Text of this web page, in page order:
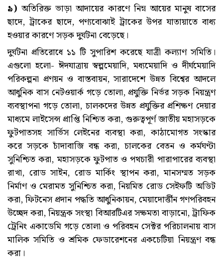
৯) অতিরিক্ত ভাড়া আদায়ের কারণে নিম্ন আয়ের মানুষ বাসের
ছাদে, ট্রাকের ছাদে, পণ্যবোঝাই ট্রাকের উপর যাতায়াতে বাধ্য
হওয়ার কারণে সড়ক দুর্ঘটনা বেড়েছে।
দুর্ঘটনা প্রতিরোধে ১১ টি সুপারিশ করেছে যাত্রী কল্যাণ সমিতি।
এগুলো হলো- ঈদযাত্রায় স্বল্পমেয়াদি, মধ্যমেয়াদি ও দীর্ঘমেয়াদি
পরিকল্পনা প্রণয়ন ও বাস্তবায়ন, সারাদেশে উন্নত বিশ্বের আদলে
আধুনিক বাস নেটওয়ার্ক গড়ে তোলা, প্রযুক্তি নির্ভর সড়ক নিয়ন্ত্রণ
ব্যবস্থাপনা গড়ে তোলা, চালকদের উন্নত প্রযুক্তির প্রশিক্ষণ দেয়ার
মাধ্যমে লাইসেন্স প্রাপ্তি নিশ্চিত করা, গুরুত্বপূর্ণ জাতীয় মহাসড়কে
ফুটপাতসহ সার্ভিস লেইনের ব্যবস্থা করা, কাঠামোগত সংস্কার
করে সড়কে চাঁদাবাজি বন্ধ করা, চালকের বেতন ও কর্মঘণ্টা
সুনিশ্চিত করা, মহাসড়কে ফুটপাত ও পথচারী পারাপারের ব্যবস্থা
রাখা, রোড সাইন, রোড মার্কিং স্থাপন করা, মানসম্মত সড়ক
নির্মাণ ও মেরামত সুনিশ্চিত করা, নিয়মিত রোড সেইফটি অডিট
করা, ফিটনেস প্রদান পদ্ধতি আধুনিকায়ন, মেয়াদোর্ত্তীন গণপরিবহন
উচ্ছেদ করা, নিয়ন্ত্রক সংস্থা বিআরটিএর সক্ষমতা বাড়ানো, ট্রাফিক
ট্রেনিং একাডেমি গড়ে তোলা ও পরিবহন সেক্টর পরিচালনায় বাস
মালিক সমিতি ও শ্রমিক ফেডারেশনের একচেটিয়া নিয়ন্ত্রণ বন্ধ
করা।